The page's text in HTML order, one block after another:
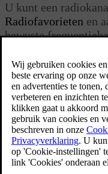
Bijgewerkt 16/03/2023
U kunt een
Radiofavorieten en
bewuste
radiokanalen.
Radiofavorieten